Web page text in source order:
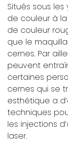
Situés sous
de couleur à
de couleur
que le
cernes. Par
peuvent
certaines
cernes qui se
esthétique a
techniques
les injections
laser.